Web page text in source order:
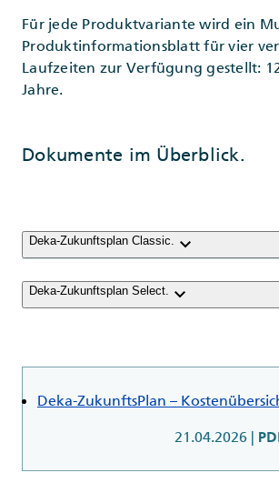
Für jede Produktvariante wird ein
Produktinformationsblatt für vier
Laufzeiten zur Verfügung gestellt:
Jahre.
Dokumente im Überblick.
Deka-Zukunftsplan Classic. keyboard_arrow_down
Deka-Zukunftsplan Select. keyboard_arrow_down
Deka-ZukunftsPlan –
21.04.2026 |